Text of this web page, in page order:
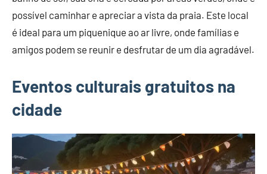
possível caminhar e apreciar a vista da praia. Este local
é ideal para um piquenique ao ar livre, onde famílias e
amigos podem se reunir e desfrutar de um dia agradável.
Eventos culturais gratuitos na
cidade